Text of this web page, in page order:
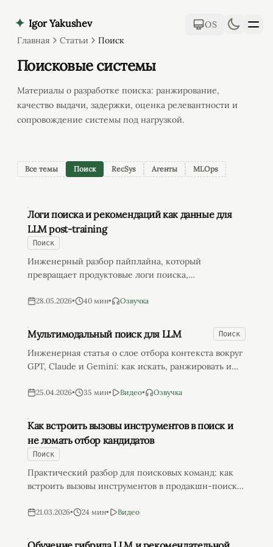
✦ Igor Yakushev
OS
Главная
Статьи Поиск
Поисковые системы
Материалы о разработке поиска: ранжирование,
качество выдачи, задержки, оценка релевантности и
сопровождение системы под нагрузкой.
Все темы Поиск RecSys Агенты MLOps
Логи поиска и рекомендаций как данные для
LLM post-training
Поиск
Инженерный разбор пайплайна, который
превращает продуктовые логи поиска,
данные для SFT, DPO, GRPO и модели-судьи.
28.05.2026• 40 мин• Озвучка
Мультимодальный поиск для LLM Поиск
Инженерная статья о слое отбора контекста вокруг
GPT, Claude и Gemini: как искать, ранжировать и
evidence для grounded LLM-ответов.
25.04.2026• 35 мин• Видео• Озвучка
Как встроить вызовы инструментов в поиск и
не ломать отбор кандидатов
Поиск
Практический разбор для поисковых команд: как
встроить вызовы инструментов в продакшн-поиск и
безопасность и возможность отката.
21.03.2026• 24 мин• Видео
Проекты
Статьи
Обо мне